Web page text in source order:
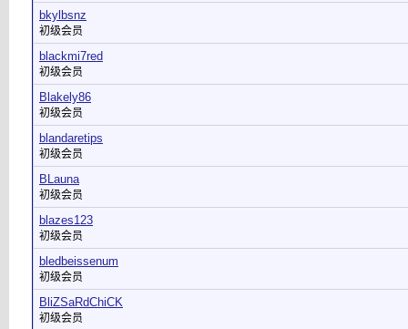
bkylbsnz
初级会员
blackmi7red
初级会员
Blakely86
初级会员
blandaretips
初级会员
BLauna
初级会员
blazes123
初级会员
bledbeissenum
初级会员
BliZSaRdChiCK
初级会员